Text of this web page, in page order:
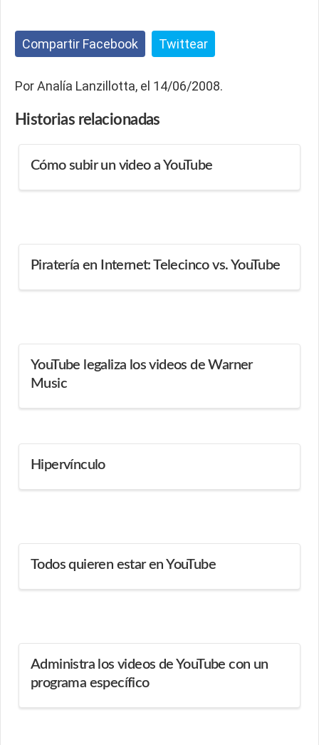
Compartir Facebook Twittear
Por Analía Lanzillotta, el 14/06/2008.
Historias relacionadas
Cómo subir un video a YouTube
Piratería en Internet: Telecinco vs. YouTube
YouTube legaliza los videos de Warner
Music
Hipervínculo
Todos quieren estar en YouTube
Administra los videos de YouTube con un
programa específico